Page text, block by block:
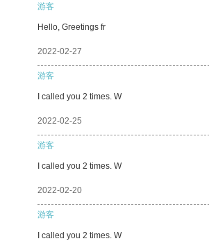
游客
Hello, Greetings fr
2022-02-27
游客
I called you 2 times. W
2022-02-25
游客
I called you 2 times. W
2022-02-20
游客
I called you 2 times. W